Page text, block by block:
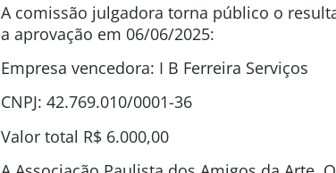
A comissão julgadora torna público o
a aprovação em 06/06/2025:
Empresa vencedora: I B Ferreira Serviços
CNPJ: 42.769.010/0001-36
Valor total R$ 6.000,00